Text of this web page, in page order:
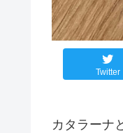
Twitter
カタラーナ